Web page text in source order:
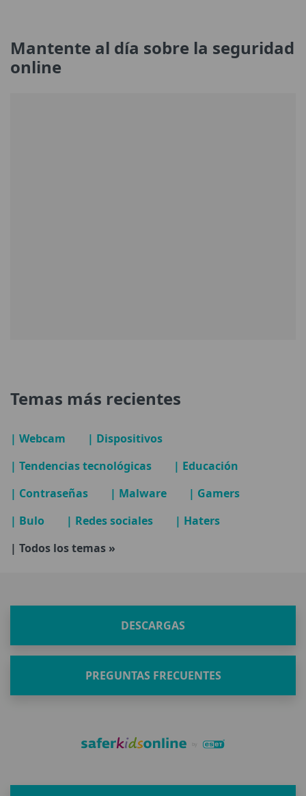
Mantente al día sobre la seguridad
online
Temas más recientes
| Webcam
| Dispositivos
| Tendencias tecnológicas
| Educación
| Contraseñas
| Malware
| Gamers
| Bulo
| Redes sociales
| Haters
| Todos los temas »
DESCARGAS
PREGUNTAS FRECUENTES